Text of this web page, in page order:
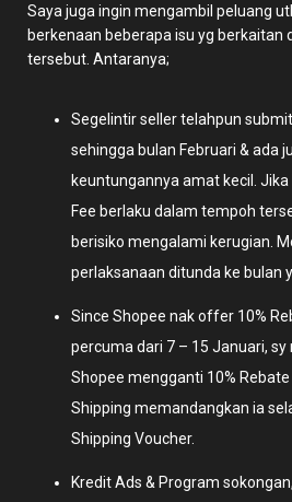
Saya juga ingin mengambil peluang
berkenaan beberapa isu yg berkaitan
tersebut. Antaranya;
Segelintir seller telahpun
sehingga bulan Februari & ada
keuntungannya amat kecil.
Fee berlaku dalam tempoh
berisiko mengalami kerugian.
perlaksanaan ditunda ke bulan
Since Shopee nak offer 10%
percuma dari 7 – 15 Januari,
Shopee mengganti 10%
Shipping memandangkan ia
Shipping Voucher.
Kredit Ads & Program